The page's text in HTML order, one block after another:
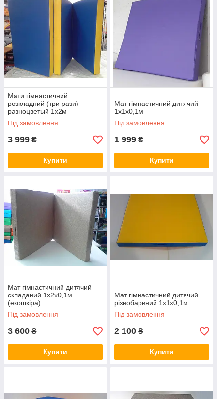
Мати гімнастичний
розкладний (три рази)
разноцветый 1х2м
Під замовлення
3 999 ₴
Купити
Мат гімнастичний дитячий
1х1х0,1м
Під замовлення
1 999 ₴
Купити
Мат гімнастичний дитячий
складаний 1х2х0,1м
(екошкіра)
Під замовлення
3 600 ₴
Купити
Мат гімнастичний дитячий
різнобарвний 1х1х0,1м
Під замовлення
2 100 ₴
Купити